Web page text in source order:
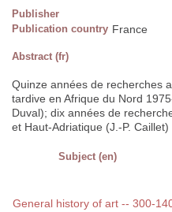
Publisher
Publication country France
Abstract (fr)
Quinze années de recherches
tardive en Afrique du Nord
Duval); dix années de
et Haut-Adriatique (J.-P. Caillet)
Subject (en)
General history of art -- 300-